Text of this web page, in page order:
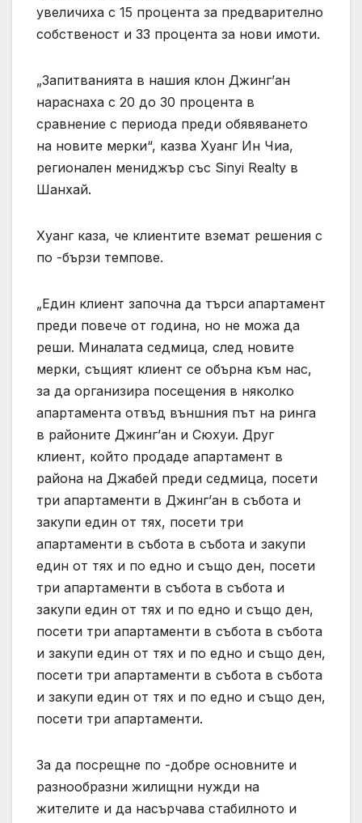
увеличиха с 15 процента за предварително
собственост и 33 процента за нови имоти.
„Запитванията в нашия клон Джинг’ан
нараснаха с 20 до 30 процента в
сравнение с периода преди обявяването
на новите мерки“, казва Хуанг Ин Чиа,
регионален мениджър със Sinyi Realty в
Шанхай.
Хуанг каза, че клиентите вземат решения с
по -бързи темпове.
„Един клиент започна да търси апартамент
преди повече от година, но не можа да
реши. Миналата седмица, след новите
мерки, същият клиент се обърна към нас,
за да организира посещения в няколко
апартамента отвъд външния път на ринга
в районите Джинг’ан и Сюхуи. Друг
клиент, който продаде апартамент в
района на Джабей преди седмица, посети
три апартаменти в Джинг’ан в събота и
закупи един от тях, посети три
апартаменти в събота в събота и закупи
един от тях и по едно и също ден, посети
три апартаменти в събота в събота и
закупи един от тях и по едно и също ден,
посети три апартаменти в събота в събота
и закупи един от тях и по едно и също ден,
посети три апартаменти в събота в събота
и закупи един от тях и по едно и също ден,
посети три апартаменти.
За да посрещне по -добре основните и
разнообразни жилищни нужди на
жителите и да насърчава стабилното и